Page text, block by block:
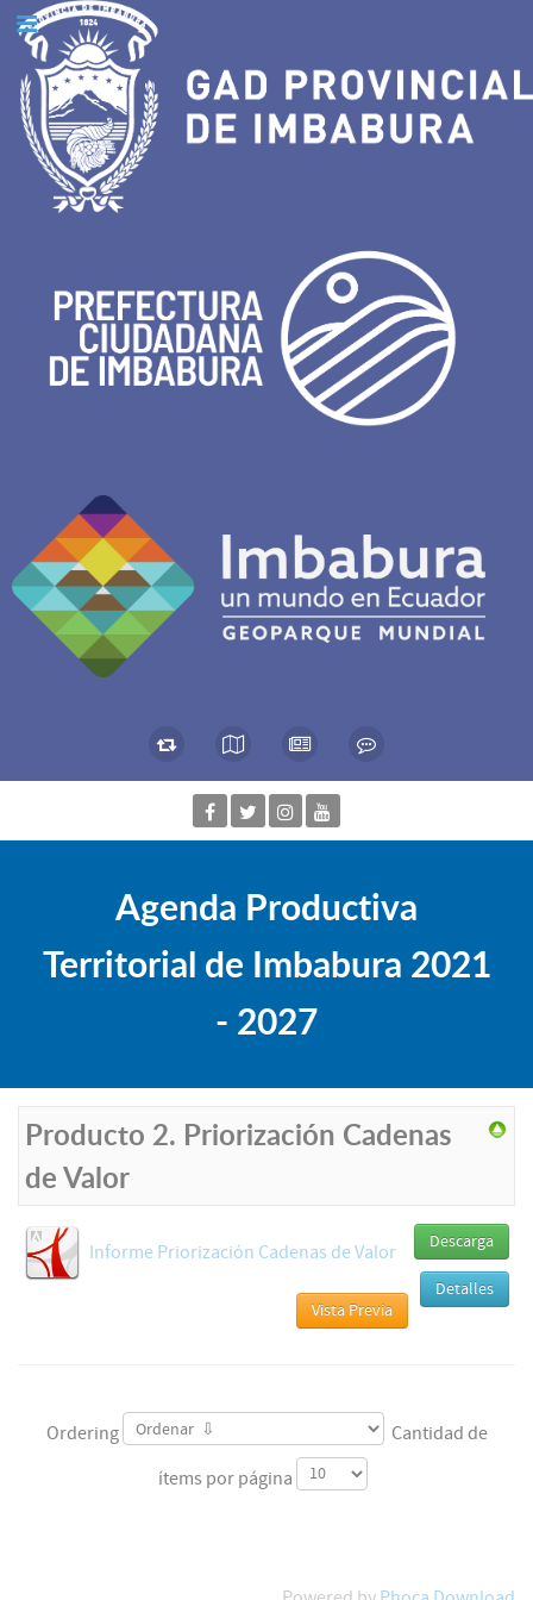
Agenda Productiva
Territorial de Imbabura 2021
- 2027
Producto 2. Priorización Cadenas
de Valor
Informe Priorización Cadenas de Valor Descarga
Detalles
Vista Previa
Ordering Cantidad de
ítems por página